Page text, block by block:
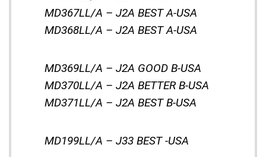
MD367LL/A – J2A BEST A-USA
MD368LL/A – J2A BEST A-USA
MD369LL/A – J2A GOOD B-USA
MD370LL/A – J2A BETTER B-USA
MD371LL/A – J2A BEST B-USA
MD199LL/A – J33 BEST -USA